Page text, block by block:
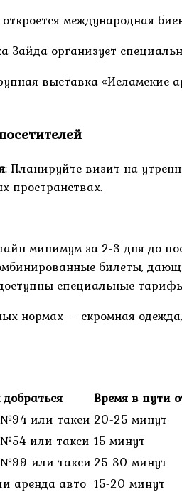
международная
Зайда организует
выставка «Исламские
: Планируйте визит на
пространствах.
минимум за 2-3 дня до
билеты,
специальные
нормах — скромная
Время в пути
или такси 20-25 минут
или такси 15 минут
или такси25-30 минут
аренда авто 15-20 минут